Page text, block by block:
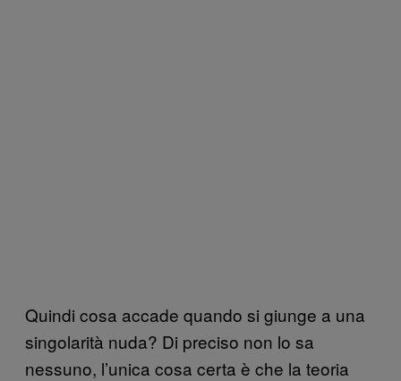
Quindi cosa accade quando si giunge a una
singolarità nuda? Di preciso non lo sa
nessuno, l’unica cosa certa è che la teoria